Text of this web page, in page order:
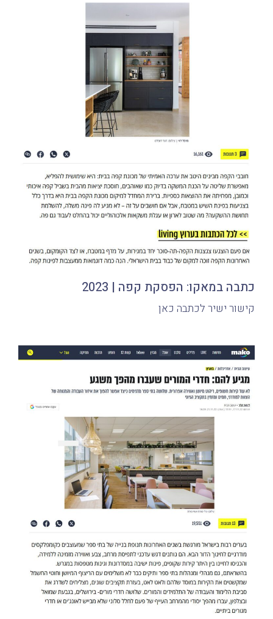
כתבה במאקו: הפסקת קפה | 2023
קישור ישיר לכתבה כאן